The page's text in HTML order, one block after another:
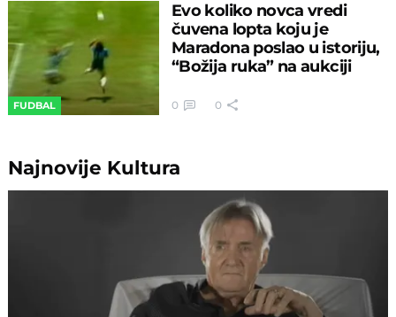
FUDBAL
Evo koliko novca vredi
čuvena lopta koju je
Maradona poslao u istoriju,
“Božija ruka” na aukciji
0 0
Najnovije Kultura